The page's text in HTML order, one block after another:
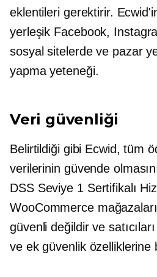
eklentileri gerektirir.
yerleşik Facebook,
sosyal sitelerde ve pazar
yapma yeteneği.
Veri güvenliği
Belirtildiği gibi Ecwid, tüm
verilerinin güvende
DSS Seviye 1 Sertifikalı
WooCommerce
güvenli değildir ve
ve ek güvenlik özelliklerine